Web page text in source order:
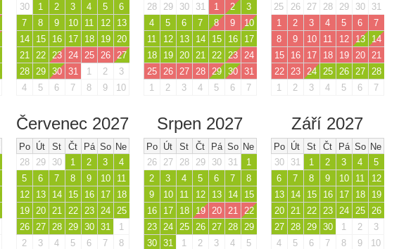
30
1 2 3 4 5
6
7
8 9 10 11 12
13
14
15 16 17 18 19
20
21
22 23 24 25 26
27
28
29 30 31 1 2
3
4
5 6 7 8 9 10
28
29 30 31 1 2
3
4
5 6 7 8 9
10
11
12 13 14 15 16
17
18
19 20 21 22 23
24
25
26 27 28 29 30
31
1
2 3 4 5 6 7
25
26 27 28 29 30
31
1
2 3 4 5 6
7
8
9 10 11 12 13
14
15
16 17 18 19 20
21
22
23 24 25 26 27
28
1
2 3 4 5 6 7
Červenec 2027
Po Út St Čt Pá So Ne
28
29 30 1 2 3
4
5
6 7 8 9 10
11
12
13 14 15 16 17
18
19
20 21 22 23 24
25
26
27 28 29 30 31
1
2
3 4 5 6 7 8
Srpen 2027
Po Út St Čt Pá So Ne
26
27 28 29 30 31
1
2
3 4 5 6 7
8
9
10 11 12 13 14
15
16
17 18 19 20 21
22
23
24 25 26 27 28
29
30
31 1 2 3 4 5
Září 2027
Po Út St Čt Pá So Ne
30
31 1 2 3 4
5
6
7 8 9 10 11
12
13
14 15 16 17 18
19
20
21 22 23 24 25
26
27
28 29 30 1 2
3
4
5 6 7 8 9 10